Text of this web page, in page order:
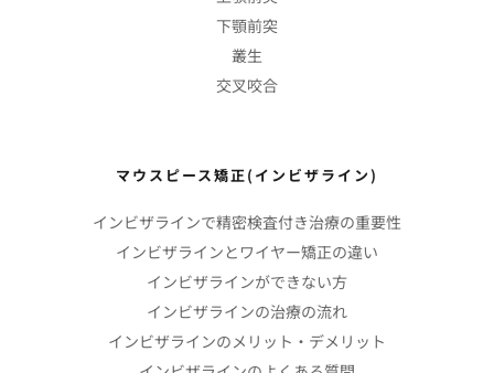
下顎前突
叢生
交叉咬合
マウスピース矯正(インビザライン)
インビザラインで精密検査付き治療の重要性
インビザラインとワイヤー矯正の違い
インビザラインができない方
インビザラインの治療の流れ
インビザラインのメリット・デメリット